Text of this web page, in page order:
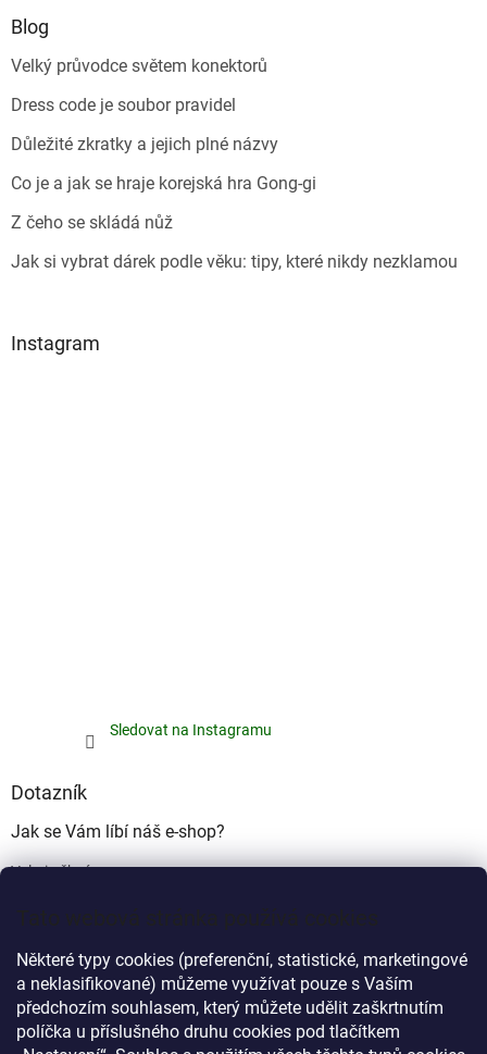
Tato webová stránka používá cookies
Některé typy cookies (preferenční, statistické, marketingové
a neklasifikované) můžeme využívat pouze s Vaším
předchozím souhlasem, který můžete udělit zaškrtnutím
políčka u příslušného druhu cookies pod tlačítkem
Blog
Velký průvodce světem konektorů
Dress code je soubor pravidel
Důležité zkratky a jejich plné názvy
Co je a jak se hraje korejská hra Gong-gi
Z čeho se skládá nůž
Jak si vybrat dárek podle věku: tipy, které nikdy nezklamou
Instagram
Sledovat na Instagramu
Dotazník
Jak se Vám líbí náš e-shop?
Velmi pěkný
Ujde to
Nelíbí se mi
Počet hlasů:340